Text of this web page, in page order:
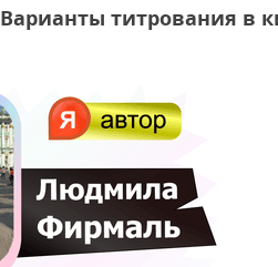
Варианты титрования в